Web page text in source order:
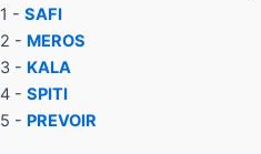
1 - SAFI
2 - MEROS
3 - KALA
4 - SPITI
5 - PREVOIR